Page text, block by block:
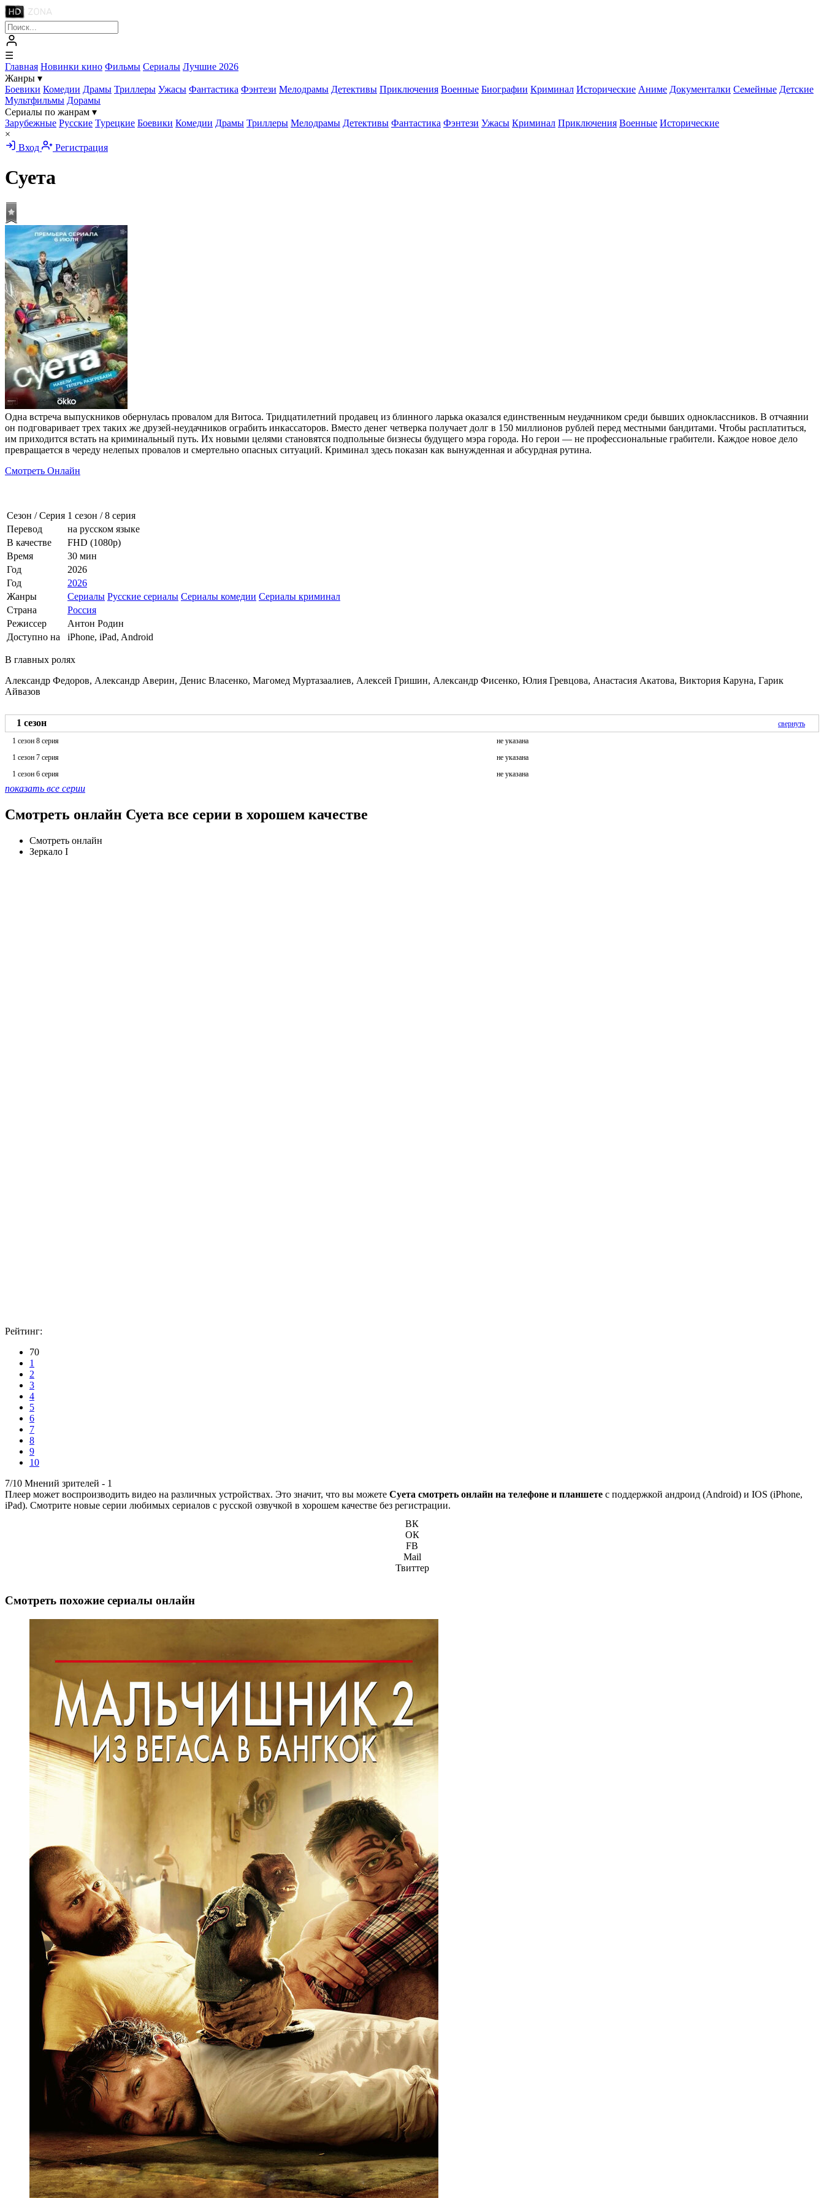
☰
Главная Новинки кино Фильмы Сериалы Лучшие 2026
Жанры ▾
Боевики Комедии Драмы Триллеры Ужасы Фантастика Фэнтези Мелодрамы Детективы Приключения Военные Биографии Криминал Исторические Аниме Документалки Семейные Детские
Мультфильмы Дорамы
Сериалы по жанрам ▾
Зарубежные Русские Турецкие Боевики Комедии Драмы Триллеры Мелодрамы Детективы Фантастика Фэнтези Ужасы Криминал Приключения Военные Исторические
×
Вход
Регистрация
Суета
Одна встреча выпускников обернулась провалом для Витоса. Тридцатилетний продавец из блинного ларька оказался единственным неудачником среди бывших одноклассников. В отчаянии
он подговаривает трех таких же друзей-неудачников ограбить инкассаторов. Вместо денег четверка получает долг в 150 миллионов рублей перед местными бандитами. Чтобы расплатиться,
им приходится встать на криминальный путь. Их новыми целями становятся подпольные бизнесы будущего мэра города. Но герои — не профессиональные грабители. Каждое новое дело
превращается в череду нелепых провалов и смертельно опасных ситуаций. Криминал здесь показан как вынужденная и абсурдная рутина.
Смотреть Онлайн
Сезон / Серия 1 сезон /8 серия
Перевод
на русском языке
В качестве
FHD (1080p)
Время
30 мин
Год
2026
Год
2026
Жанры
Сериалы Русские сериалы Сериалы комедии Сериалы криминал
Страна
Россия
Режиссер
Антон Родин
Доступно на
iPhone, iPad, Android
В главных ролях
Александр Федоров, Александр Аверин, Денис Власенко, Магомед Муртазаалиев, Алексей Гришин, Александр Фисенко, Юлия Гревцова, Анастасия Акатова, Виктория Каруна, Гарик
Айвазов
1 сезон
свернуть
1 сезон 8 серия
не указана
1 сезон 7 серия
не указана
1 сезон 6 серия
не указана
показать все серии
Смотреть онлайн Суета все серии в хорошем качестве
Смотреть онлайн
Зеркало I
Рейтинг:
70
1
2
3
4
5
6
7
8
9
10
7/10 Мнений зрителей - 1
Плеер может воспроизводить видео на различных устройствах. Это значит, что вы можете Суета смотреть онлайн на телефоне и планшете с поддержкой андроид (Android) и IOS (iPhone,
iPad). Смотрите новые серии любимых сериалов с русской озвучкой в хорошем качестве без регистрации.
ВК
ОК
FB
Mail
Твиттер
Смотреть похожие сериалы онлайн